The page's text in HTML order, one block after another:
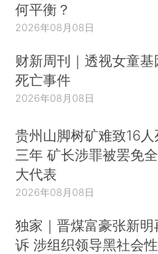
何平衡？
2026年08月08日
财新周刊｜透视女童基
死亡事件
2026年08月08日
贵州山脚树矿难致16
三年 矿长涉罪被罢免
大代表
2026年08月08日
独家｜晋煤富豪张新明
诉 涉组织领导黑社会